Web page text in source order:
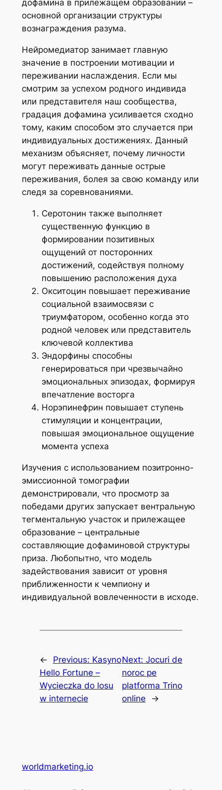
дофамина в прилежащем образовании –
основной организации структуры
вознаграждения разума.
Нейромедиатор занимает главную
значение в построении мотивации и
переживании наслаждения. Если мы
смотрим за успехом родного индивида
или представителя наш сообщества,
градация дофамина усиливается сходно
тому, каким способом это случается при
индивидуальных достижениях. Данный
механизм объясняет, почему личности
могут переживать данные острые
переживания, болея за свою команду или
следя за соревнованиями.
Серотонин также выполняет
существенную функцию в
формировании позитивных
ощущений от посторонних
достижений, содействуя полному
повышению расположения духа
Окситоцин повышает переживание
социальной взаимосвязи с
триумфатором, особенно когда это
родной человек или представитель
ключевой коллектива
Эндорфины способны
генерироваться при чрезвычайно
эмоциональных эпизодах, формируя
впечатление восторга
Норэпинефрин повышает ступень
стимуляции и концентрации,
повышая эмоциональное ощущение
момента успеха
Изучения с использованием позитронно-
эмиссионной томографии
демонстрировали, что просмотр за
победами других запускает вентральную
тегментальную участок и прилежащее
образование – центральные
составляющие дофаминовой структуры
приза. Любопытно, что модель
задействования зависит от уровня
приближенности к чемпиону и
индивидуальной вовлеченности в исходе.
← Previous: Kasyno
Hello Fortune –
Wycieczka do losu
w internecie
Next: Jocuri de
noroc pe
platforma Trino
online
→
worldmarketing.io